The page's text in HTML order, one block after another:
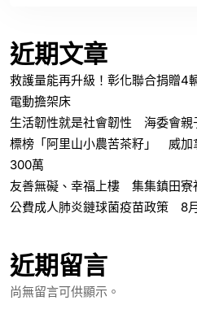
300萬
友善無礙、幸福上樓 集集鎮田寮
公費成人肺炎鏈球菌疫苗政策 8
近期留言
尚無留言可供顯示。
2026 年 8 月
2026 年 7 月
2026 年 6 月